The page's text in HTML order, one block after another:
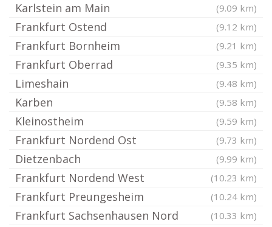
Karlstein am Main (9.09 km)
Frankfurt Ostend (9.12 km)
Frankfurt Bornheim (9.21 km)
Frankfurt Oberrad (9.35 km)
Limeshain (9.48 km)
Karben (9.58 km)
Kleinostheim (9.59 km)
Frankfurt Nordend Ost (9.73 km)
Dietzenbach (9.99 km)
Frankfurt Nordend West (10.23 km)
Frankfurt Preungesheim (10.24 km)
Frankfurt Sachsenhausen Nord (10.33 km)